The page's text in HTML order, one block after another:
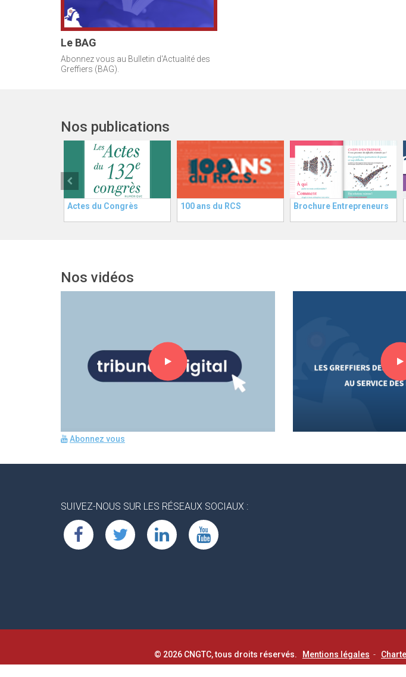
Le BAG
Abonnez vous au Bulletin d'Actualité des
Greffiers (BAG).
Nos publications
Actes du Congrès 100 ans du RCS Brochure Entrepreneurs
Nos vidéos
Abonnez vous
SUIVEZ-NOUS SUR LES RÉSEAUX SOCIAUX :
© 2026 CNGTC, tous droits réservés. Mentions légales -